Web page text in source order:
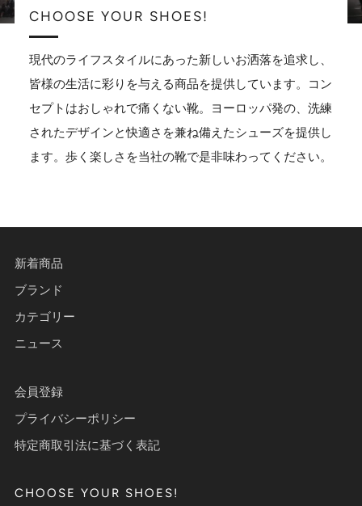
CHOOSE YOUR SHOES!
現代のライフスタイルにあった新しいお洒落を追求し、
皆様の生活に彩りを与える商品を提供しています。コン
セプトはおしゃれで痛くない靴。ヨーロッパ発の、洗練
されたデザインと快適さを兼ね備えたシューズを提供し
ます。歩く楽しさを当社の靴で是非味わってください。
新着商品
ブランド
カテゴリー
ニュース
会員登録
プライバシーポリシー
特定商取引法に基づく表記
CHOOSE YOUR SHOES!